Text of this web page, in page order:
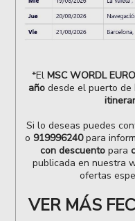
*ElMSC WORDL
año desde el puerto de
Si lo deseas puedes
o919996240para
con descuentopara
publicada en nuestra
ofertas
VER MÁS